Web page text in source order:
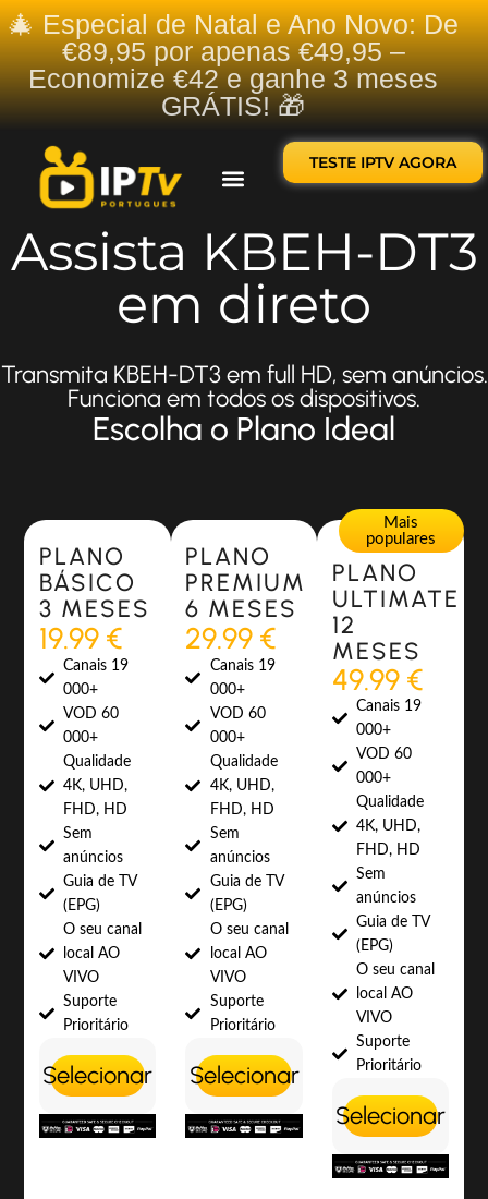
🎄 Especial de Natal e Ano Novo: De
€89,95 por apenas €49,95 –
Economize €42 e ganhe 3 meses
GRÁTIS! 🎁
TESTE IPTV AGORA
Assista KBEH-DT3
em direto
Transmita KBEH-DT3 em full HD, sem anúncios.
Funciona em todos os dispositivos.
Escolha o Plano Ideal
Most Popular
PLANO
BÁSICO
3 MESES
19.99 €
Canais 19
000+
VOD 60
000+
Qualidade
4K, UHD,
FHD, HD
Sem
anúncios
Guia de TV
(EPG)
O seu canal
local AO
VIVO
Suporte
Prioritário
Selecionar
Most Popular
PLANO
PREMIUM
6 MESES
29.99 €
Canais 19
000+
VOD 60
000+
Qualidade
4K, UHD,
FHD, HD
Sem
anúncios
Guia de TV
(EPG)
O seu canal
local AO
VIVO
Suporte
Prioritário
Selecionar
Mais
populares
PLANO
ULTIMATE
12
MESES
49.99 €
Canais 19
000+
VOD 60
000+
Qualidade
4K, UHD,
FHD, HD
Sem
anúncios
Guia de TV
(EPG)
O seu canal
local AO
VIVO
Suporte
Prioritário
Selecionar